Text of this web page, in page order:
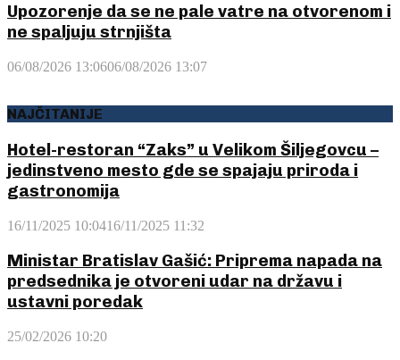
Upozorenje da se ne pale vatre na otvorenom i
ne spaljuju strnjišta
06/08/2026 13:0606/08/2026 13:07
NAJČITANIJE
Hotel-restoran “Zaks” u Velikom Šiljegovcu –
jedinstveno mesto gde se spajaju priroda i
gastronomija
16/11/2025 10:0416/11/2025 11:32
Ministar Bratislav Gašić: Priprema napada na
predsednika je otvoreni udar na državu i
ustavni poredak
25/02/2026 10:20